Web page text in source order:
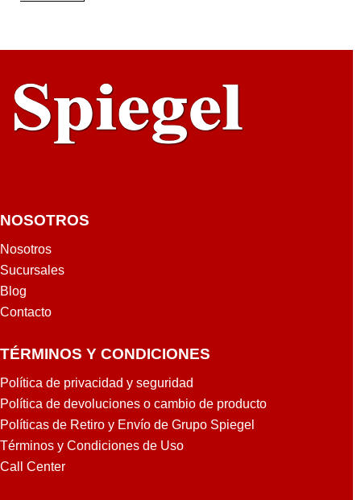
NOSOTROS
Nosotros
Sucursales
Blog
Contacto
TÉRMINOS Y CONDICIONES
Política de privacidad y seguridad
Política de devoluciones o cambio de producto
Políticas de Retiro y Envío de Grupo Spiegel
Términos y Condiciones de Uso
Call Center